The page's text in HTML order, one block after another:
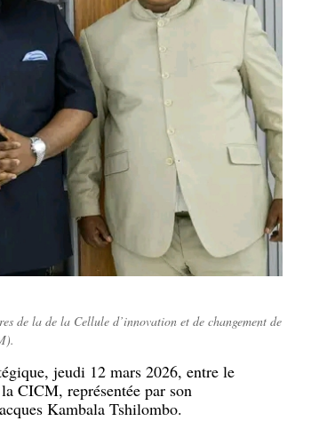
de la de la Cellule d’innovation et de changement de
jeudi 12 mars 2026, entre le
CICM, représentée par son
Kambala Tshilombo.